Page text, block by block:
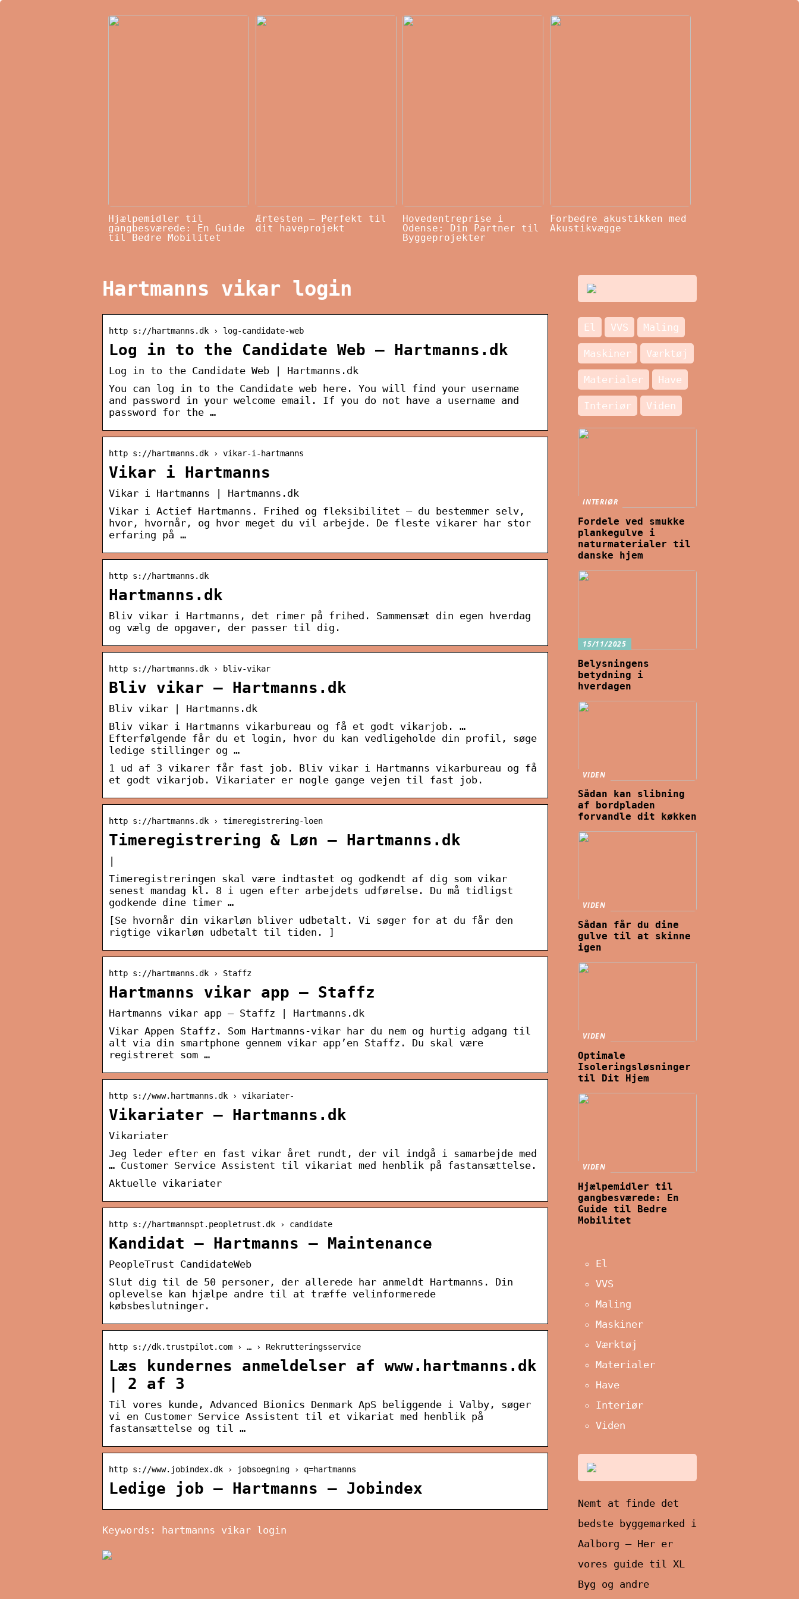
Hjælpemidler til
gangbesværede: En Guide
til Bedre Mobilitet
Ærtesten – Perfekt til
dit haveprojekt
Hovedentreprise i
Odense: Din Partner til
Byggeprojekter
Forbedre akustikken med
Akustikvægge
Hartmanns vikar login
http s://hartmanns.dk › log-candidate-web
Log in to the Candidate Web – Hartmanns.dk
Log in to the Candidate Web | Hartmanns.dk
You can log in to the Candidate web here. You will find your username
and password in your welcome email. If you do not have a username and
password for the …
http s://hartmanns.dk › vikar-i-hartmanns
Vikar i Hartmanns
Vikar i Hartmanns | Hartmanns.dk
Vikar i Actief Hartmanns. Frihed og fleksibilitet – du bestemmer selv,
hvor, hvornår, og hvor meget du vil arbejde. De fleste vikarer har stor
erfaring på …
http s://hartmanns.dk
Hartmanns.dk
Bliv vikar i Hartmanns, det rimer på frihed. Sammensæt din egen hverdag
og vælg de opgaver, der passer til dig.
http s://hartmanns.dk › bliv-vikar
Bliv vikar – Hartmanns.dk
Bliv vikar | Hartmanns.dk
Bliv vikar i Hartmanns vikarbureau og få et godt vikarjob. …
Efterfølgende får du et login, hvor du kan vedligeholde din profil, søge
ledige stillinger og …
1 ud af 3 vikarer får fast job. Bliv vikar i Hartmanns vikarbureau og få
et godt vikarjob. Vikariater er nogle gange vejen til fast job.
http s://hartmanns.dk › timeregistrering-loen
Timeregistrering & Løn – Hartmanns.dk
|
Timeregistreringen skal være indtastet og godkendt af dig som vikar
senest mandag kl. 8 i ugen efter arbejdets udførelse. Du må tidligst
godkende dine timer …
[Se hvornår din vikarløn bliver udbetalt. Vi søger for at du får den
rigtige vikarløn udbetalt til tiden. ]
http s://hartmanns.dk › Staffz
Hartmanns vikar app – Staffz
Hartmanns vikar app – Staffz | Hartmanns.dk
Vikar Appen Staffz. Som Hartmanns-vikar har du nem og hurtig adgang til
alt via din smartphone gennem vikar app’en Staffz. Du skal være
registreret som …
http s://www.hartmanns.dk › vikariater-
Vikariater – Hartmanns.dk
Vikariater
Jeg leder efter en fast vikar året rundt, der vil indgå i samarbejde med
… Customer Service Assistent til vikariat med henblik på fastansættelse.
Aktuelle vikariater
http s://hartmannspt.peopletrust.dk › candidate
Kandidat – Hartmanns – Maintenance
PeopleTrust CandidateWeb
Slut dig til de 50 personer, der allerede har anmeldt Hartmanns. Din
oplevelse kan hjælpe andre til at træffe velinformerede
købsbeslutninger.
http s://dk.trustpilot.com › … › Rekrutteringsservice
Læs kundernes anmeldelser af www.hartmanns.dk
| 2 af 3
Til vores kunde, Advanced Bionics Denmark ApS beliggende i Valby, søger
vi en Customer Service Assistent til et vikariat med henblik på
fastansættelse og til …
http s://www.jobindex.dk › jobsoegning › q=hartmanns
Ledige job – Hartmanns – Jobindex
Keywords: hartmanns vikar login
El VVS Maling
Maskiner Værktøj
Materialer Have
Interiør Viden
INTERIØR
Fordele ved smukke
plankegulve i
naturmaterialer til
danske hjem
15/11/2025
Belysningens
betydning i
hverdagen
VIDEN
Sådan kan slibning
af bordpladen
forvandle dit køkken
VIDEN
Sådan får du dine
gulve til at skinne
igen
VIDEN
Optimale
Isoleringsløsninger
til Dit Hjem
VIDEN
Hjælpemidler til
gangbesværede: En
Guide til Bedre
Mobilitet
El
VVS
Maling
Maskiner
Værktøj
Materialer
Have
Interiør
Viden
Nemt at finde det
bedste byggemarked i
Aalborg – Her er
vores guide til XL
Byg og andre